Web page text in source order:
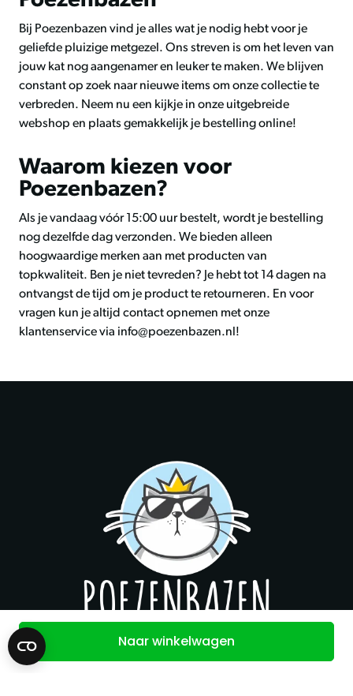
Bij Poezenbazen vind je alles wat je nodig hebt voor je
geliefde pluizige metgezel. Ons streven is om het leven van
jouw kat nog aangenamer en leuker te maken. We blijven
constant op zoek naar nieuwe items om onze collectie te
verbreden. Neem nu een kijkje in onze uitgebreide
webshop en plaats gemakkelijk je bestelling online!
Waarom kiezen voor
Poezenbazen?
Als je vandaag vóór 15:00 uur bestelt, wordt je bestelling
nog dezelfde dag verzonden. We bieden alleen
hoogwaardige merken aan met producten van
topkwaliteit. Ben je niet tevreden? Je hebt tot 14 dagen na
ontvangst de tijd om je product te retourneren. En voor
vragen kun je altijd contact opnemen met onze
klantenservice via info@poezenbazen.nl !
Naar winkelwagen